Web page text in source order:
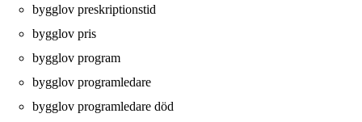
bygglov preskriptionstid
bygglov pris
bygglov program
bygglov programledare
bygglov programledare död